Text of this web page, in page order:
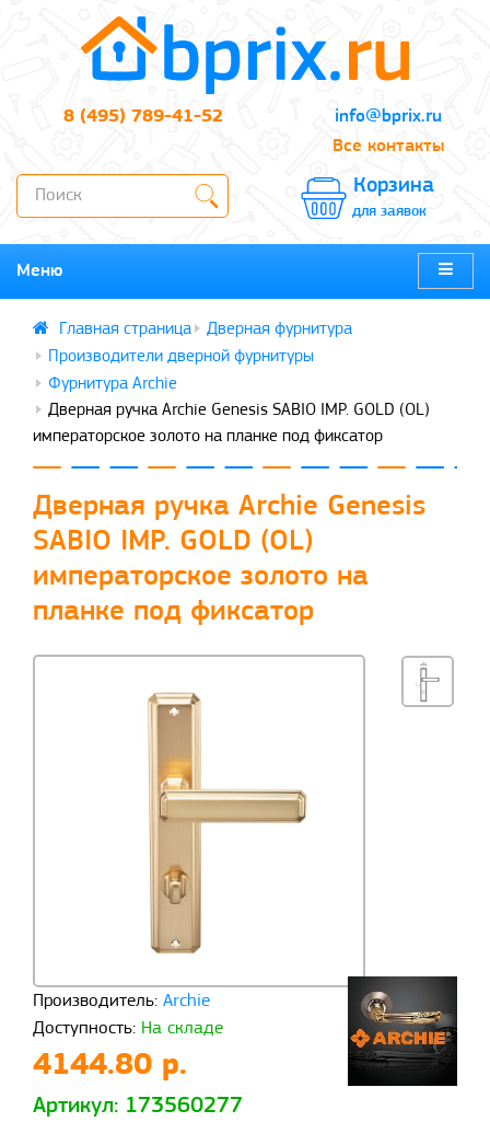
8 (495) 789-41-52
info@bprix.ru
Все контакты
Корзина
для заявок
Меню
Дверная фурнитура
Производители дверной фурнитуры
Фурнитура Archie
Дверная ручка Archie Genesis SABIO IMP. GOLD (OL)
императорское золото на планке под фиксатор
Дверная ручка Archie Genesis
SABIO IMP. GOLD (OL)
императорское золото на
планке под фиксатор
Производитель: Archie
Доступность: На складе
4144.80 р.
Артикул: 173560277